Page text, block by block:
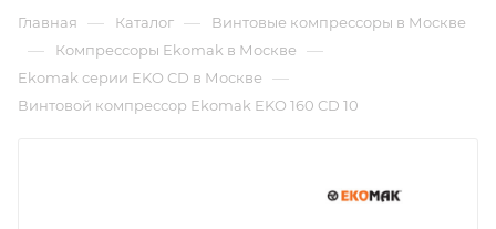
Главная — Каталог — Винтовые компрессоры в Москве
— Компрессоры Ekomak в Москве —
Ekomak серии EKO CD в Москве —
Винтовой компрессор Ekomak EKO 160 CD 10